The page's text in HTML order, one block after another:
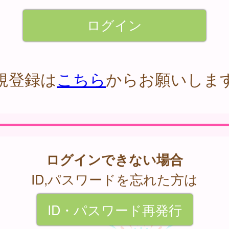
登録はこちらからお願いしま
ログインできない場合
ID,パスワードを忘れた方は
ID・パスワード再発行